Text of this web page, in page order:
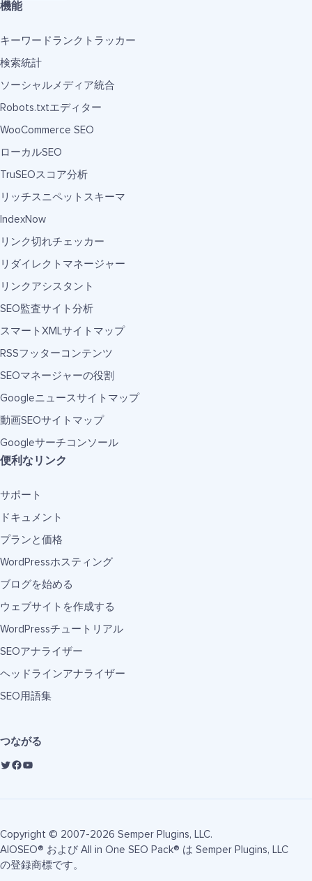
機能
キーワードランクトラッカー
検索統計
ソーシャルメディア統合
Robots.txtエディター
WooCommerce SEO
ローカルSEO
TruSEOスコア分析
リッチスニペットスキーマ
IndexNow
リンク切れチェッカー
リダイレクトマネージャー
リンクアシスタント
SEO監査サイト分析
スマートXMLサイトマップ
RSSフッターコンテンツ
SEOマネージャーの役割
Googleニュースサイトマップ
動画SEOサイトマップ
Googleサーチコンソール
便利なリンク
サポート
ドキュメント
プランと価格
WordPressホスティング
ブログを始める
ウェブサイトを作成する
WordPressチュートリアル
SEOアナライザー
ヘッドラインアナライザー
SEO用語集
つながる
Copyright © 2007-2026 Semper Plugins, LLC.
AIOSEO® および All in One SEO Pack® は Semper Plugins, LLC
の登録商標です。